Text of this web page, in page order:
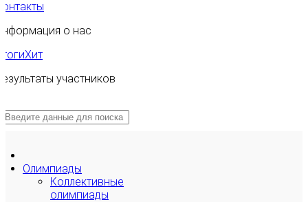
о нас
Хит
участников
Олимпиады
Коллективные
олимпиады